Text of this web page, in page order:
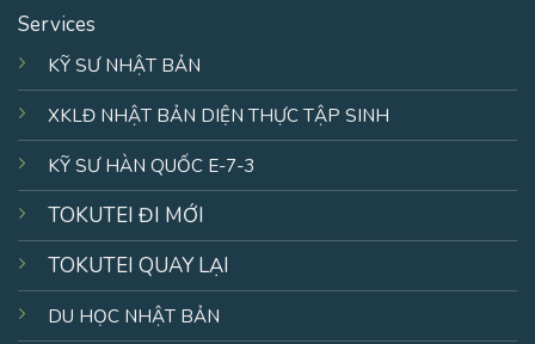
Services
KỸ SƯ NHẬT BẢN
XKLĐ NHẬT BẢN DIỆN THỰC TẬP SINH
KỸ SƯ HÀN QUỐC E-7-3
TOKUTEI ĐI MỚI
TOKUTEI QUAY LẠI
DU HỌC NHẬT BẢN